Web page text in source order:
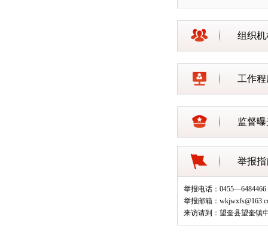
组织机
工作
监督
举报指
举报电话：0455—6484466
举报邮箱：
来访请到：望奎县望奎镇